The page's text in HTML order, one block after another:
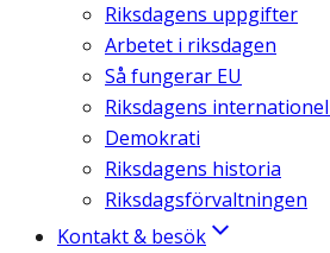
Riksdagens uppgifter
Arbetet i riksdagen
Så fungerar EU
Riksdagens
Demokrati
Riksdagens historia
Riksdagsförvaltningen
Kontakt & besök